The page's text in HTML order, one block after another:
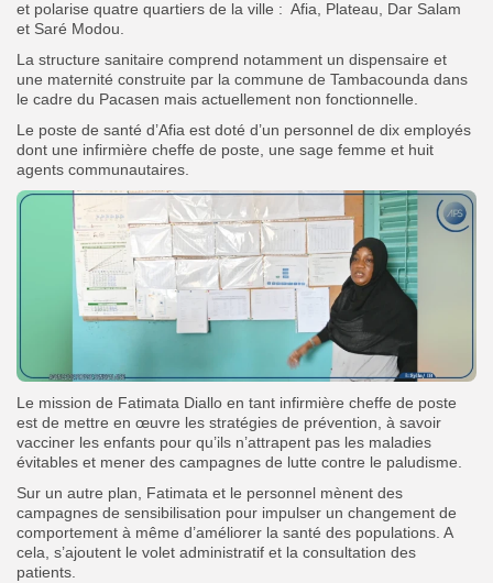
et polarise quatre quartiers de la ville : Afia, Plateau, Dar Salam
et Saré Modou.
La structure sanitaire comprend notamment un dispensaire et
une maternité construite par la commune de Tambacounda dans
le cadre du Pacasen mais actuellement non fonctionnelle.
Le poste de santé d’Afia est doté d’un personnel de dix employés
dont une infirmière cheffe de poste, une sage femme et huit
agents communautaires.
Le mission de Fatimata Diallo en tant infirmière cheffe de poste
est de mettre en œuvre les stratégies de prévention, à savoir
vacciner les enfants pour qu’ils n’attrapent pas les maladies
évitables et mener des campagnes de lutte contre le paludisme.
Sur un autre plan, Fatimata et le personnel mènent des
campagnes de sensibilisation pour impulser un changement de
comportement à même d’améliorer la santé des populations. A
cela, s’ajoutent le volet administratif et la consultation des
patients.